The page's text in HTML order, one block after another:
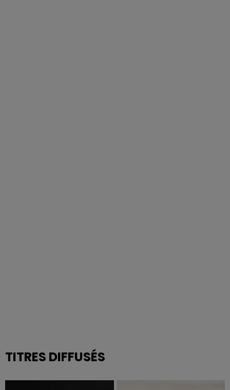
TITRES DIFFUSÉS